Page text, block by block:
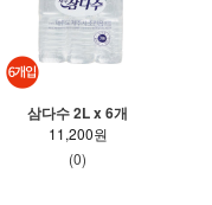
삼다수 2L x 6개
11,200원
(0)